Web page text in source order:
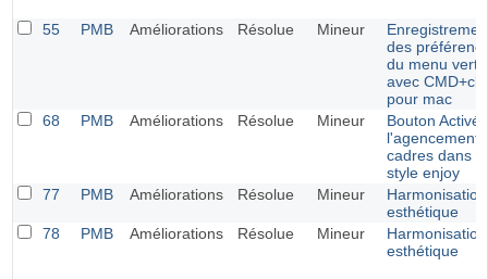
55 PMB Améliorations Résolue Mineur
des
du menu
avec CMD+clic
pour mac
68
PMB Améliorations Résolue Mineur
Bouton Activé
l'agencement
cadres dans le
style enjoy
77
PMB Améliorations Résolue Mineur
Harmonisation
esthétique
78
PMB Améliorations Résolue Mineur
Harmonisation
esthétique